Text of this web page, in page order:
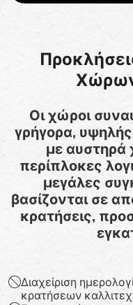
Οι χώροι
γρήγορα,
με αυστηρά
περίπλοκες
μεγάλες
βασίζονται σε
κρατήσεις,
Διαχείριση
κρατήσεων